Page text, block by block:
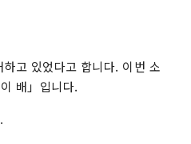
고 있었다고 합니다. 이번 소
배」입니다.